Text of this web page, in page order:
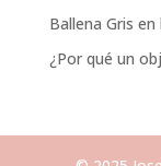
Ballena Gris
¿Por qué un